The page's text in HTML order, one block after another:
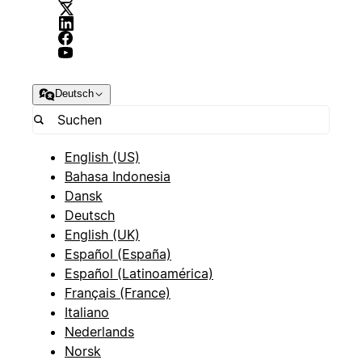
Deutsch
English (US)
Bahasa Indonesia
Dansk
Deutsch
English (UK)
Español (España)
Español (Latinoamérica)
Français (France)
Italiano
Nederlands
Norsk